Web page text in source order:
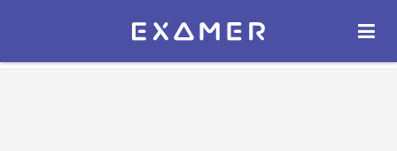
Экзамер — ЕГЭ 2027
ОТКРЫТЬ